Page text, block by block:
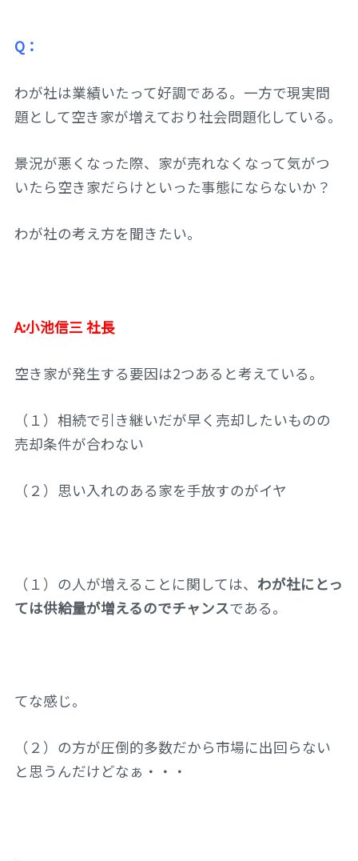
Q：
わが社は業績いたって好調である。一方で現実問
題として空き家が増えており社会問題化している。
景況が悪くなった際、家が売れなくなって気がつ
いたら空き家だらけといった事態にならないか？
わが社の考え方を聞きたい。
A:小池信三 社長
空き家が発生する要因は2つあると考えている。
（１）相続で引き継いだが早く売却したいものの
売却条件が合わない
（２）思い入れのある家を手放すのがイヤ
（１）の人が増えることに関しては、 わが社にとっ
ては供給量が増えるのでチャンスである。
てな感じ。
（２）の方が圧倒的多数だから市場に出回らない
と思うんだけどなぁ・・・